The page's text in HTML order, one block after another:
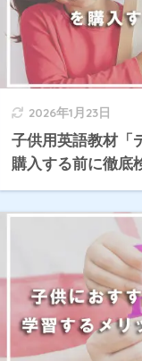
2026年1月23日
子供用英語教材「
購入する前に徹底